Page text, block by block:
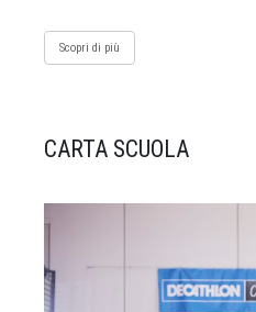
Scopri di più
CARTA SCUOLA